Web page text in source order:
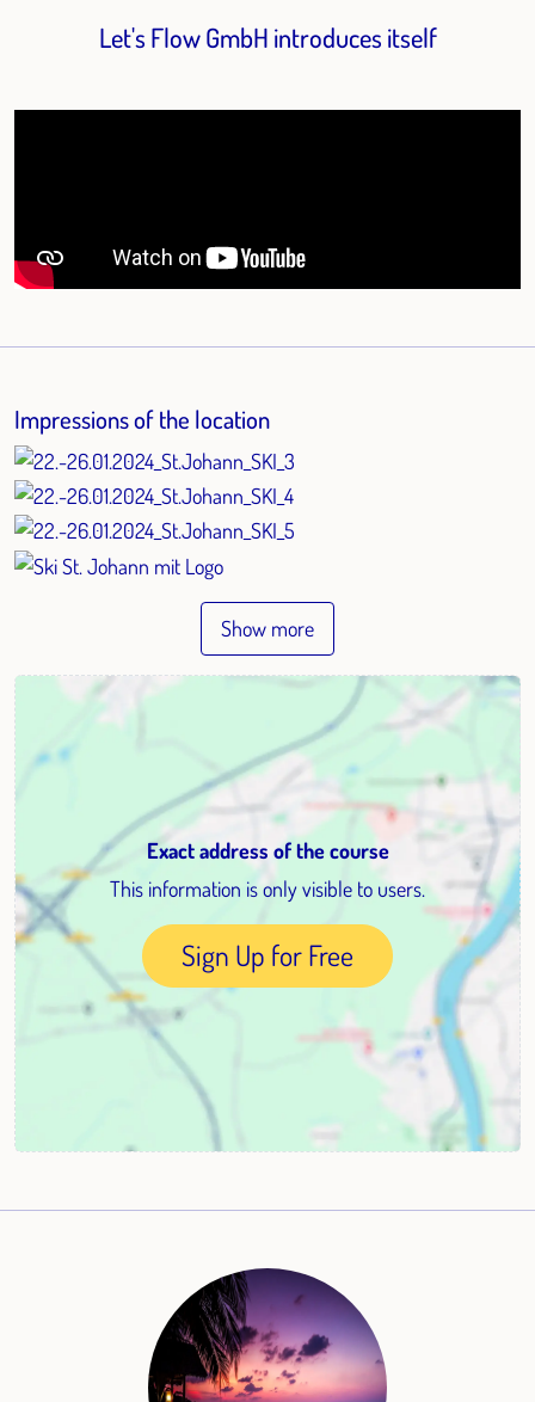
Let's Flow GmbH introduces itself
Impressions of the location
Show more
Exact address of the course
This information is only visible to users.
Sign Up for Free